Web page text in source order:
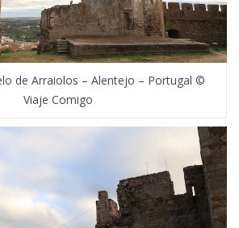
de Arraiolos – Alentejo – Portugal ©
Viaje Comigo